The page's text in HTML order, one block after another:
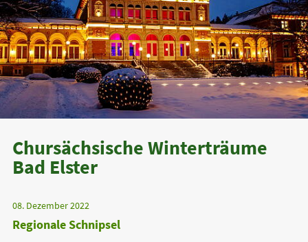
Chursächsische Winterträume
Bad Elster
08. Dezember 2022
Regionale Schnipsel